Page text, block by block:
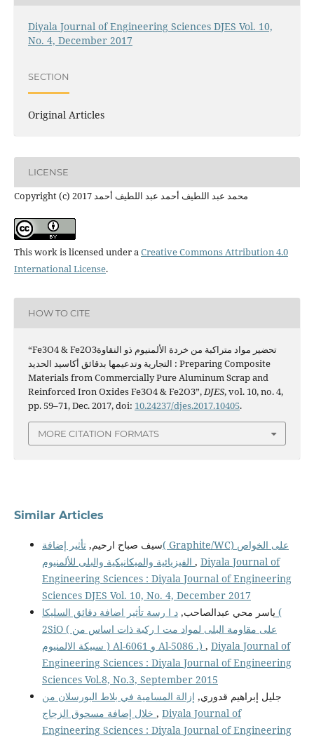
Diyala Journal of Engineering Sciences DJES Vol. 10,
No. 4, December 2017
SECTION
Original Articles
LICENSE
Copyright (c) 2017 محمد عبد اللطيف أحمد عبد اللطيف أحمد
This work is licensed under aCreative Commons Attribution 4.0
International License.
HOW TO CITE
“Fe3O4 & Fe2O3تحضير مواد متراكبة من خردة الألمنيوم ذو النقاوة
التجارية وتدعيمها بدقائق أكاسيد الحديد : Preparing Composite
Materials from Commercially Pure Aluminum Scrap and
Reinforced Iron Oxides Fe3O4 & Fe2O3”,DJES, vol. 10, no. 4,
pp. 59–71, Dec. 2017, doi: 10.24237/djes.2017.10405.
MORE CITATION FORMATS
Similar Articles
سيف صباح ارحيم,تأثير إضافة( Graphite/WC) على الخواص
, Diyala Journal of
Engineering Sciences : Diyala Journal of Engineering
Sciences DJES Vol. 10, No. 4, December 2017
ياسر محي عبدالصاحب,د ا رسة تأثير اضافة دقائق السليكا (
2SiO ( على مقاومة البلى لمواد مت ا ركبة ذات اساس من
سبيكة الالمنيوم ) Al-6061 و Al-5086 .) , Diyala Journal of
Engineering Sciences : Diyala Journal of Engineering
Sciences Vol.8, No.3, September 2015
جليل إبراهيم قدوري, إزالة المسامية في بلاط البورسلان من
, Diyala Journal of
Engineering Sciences : Diyala Journal of Engineering